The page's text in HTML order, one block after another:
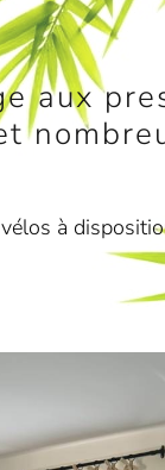
aux
à